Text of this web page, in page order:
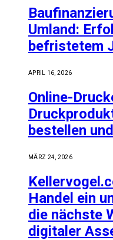
Umland:
befristetem
APRIL 16, 2026
Online-
bestellen
MÄRZ 24, 2026
Handel ein
die nächste
digitaler